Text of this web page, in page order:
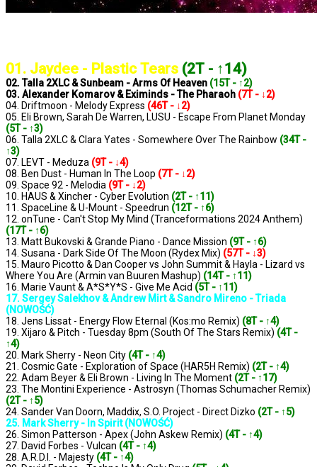
01. Jaydee - Plastic Tears (2T - ↑14)
02. Talla 2XLC & Sunbeam - Arms Of Heaven (15T - ↑2)
03. Alexander Komarov & Eximinds - The Pharaoh (7T - ↓2)
04. Driftmoon - Melody Express (46T - ↓2)
05. Eli Brown, Sarah De Warren, LUSU - Escape From Planet Monday
(5T - ↑3)
06. Talla 2XLC & Clara Yates - Somewhere Over The Rainbow (34T -
↑3)
07. LEVT - Meduza (9T - ↓4)
08. Ben Dust - Human In The Loop (7T - ↓2)
09. Space 92 - Melodia (9T - ↓2)
10. HAUS & Xincher - Cyber Evolution (2T - ↑11)
11. SpaceLine & U-Mount - Speedrun (12T - ↑6)
12. onTune - Can't Stop My Mind (Tranceformations 2024 Anthem)
(17T - ↑6)
13. Matt Bukovski & Grande Piano - Dance Mission (9T - ↑6)
14. Susana - Dark Side Of The Moon (Rydex Mix) (57T - ↓3)
15. Mauro Picotto & Dan Cooper vs John Summit & Hayla - Lizard vs
Where You Are (Armin van Buuren Mashup) (14T - ↑11)
16. Marie Vaunt & A*S*Y*S - Give Me Acid (5T - ↑11)
17. Sergey Salekhov & Andrew Mirt & Sandro Mireno - Triada
(NOWOŚĆ)
18. Jens Lissat - Energy Flow Eternal (Kos:mo Remix) (8T - ↑4)
19. Xijaro & Pitch - Tuesday 8pm (South Of The Stars Remix) (4T -
↑4)
20. Mark Sherry - Neon City (4T - ↑4)
21. Cosmic Gate - Exploration of Space (HAR5H Remix) (2T - ↑4)
22. Adam Beyer & Eli Brown - Living In The Moment (2T - ↑17)
23. The Montini Experience - Astrosyn (Thomas Schumacher Remix)
(2T - ↑5)
24. Sander Van Doorn, Maddix, S.O. Project - Direct Dizko (2T - ↑5)
25. Mark Sherry - In Spirit (NOWOŚĆ)
26. Simon Patterson - Apex (John Askew Remix) (4T - ↑4)
27. David Forbes - Vulcan (4T - ↑4)
28. A.R.D.I. - Majesty (4T - ↑4)